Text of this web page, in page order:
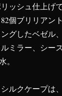
ッシュ仕上げ
個ブリリアン
グしたベゼル
ミラー、シー
。
ルクケープは